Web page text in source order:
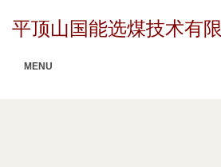
平顶山国能选煤技术有
MENU